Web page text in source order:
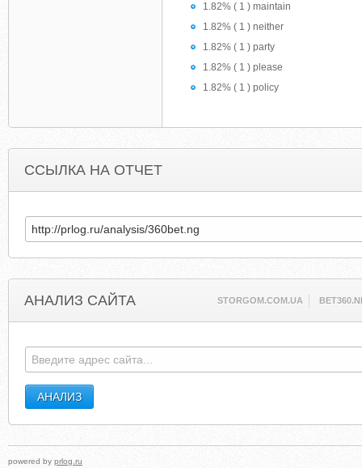
1.82% ( 1 ) maintain
1.82% ( 1 ) neither
1.82% ( 1 ) party
1.82% ( 1 ) please
1.82% ( 1 ) policy
ССЫЛКА НА ОТЧЕТ
АНАЛИЗ САЙТА STORGOM.COM.UA
powered by prlog.ru